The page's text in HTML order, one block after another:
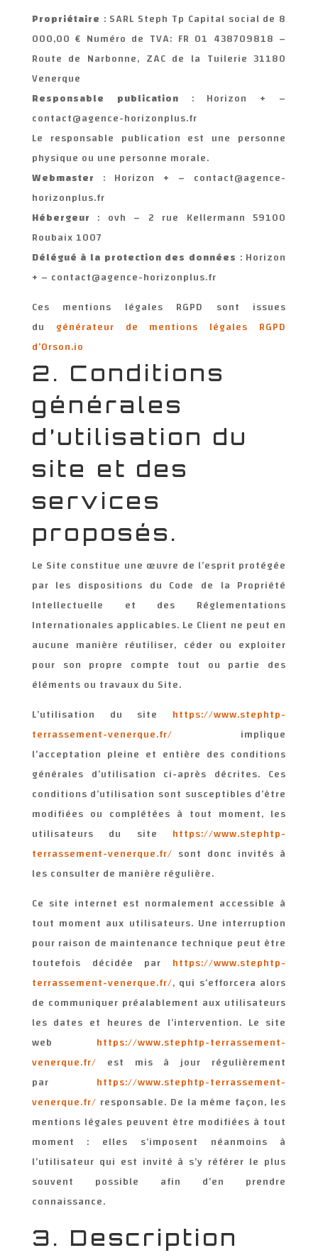
Propriétaire : SARL Steph Tp Capital social de 8
000,00 € Numéro de TVA: FR 01 438709818 –
Route de Narbonne, ZAC de la Tuilerie 31180
Venerque
Responsable publication
: Horizon + –
contact@agence-horizonplus.fr
Le responsable publication est une personne
physique ou une personne morale.
Webmaster : Horizon + – contact@agence-
horizonplus.fr
Hébergeur : ovh – 2 rue Kellermann 59100
Roubaix 1007
Délégué à la protection des données : Horizon
+ – contact@agence-horizonplus.fr
Ces mentions légales RGPD sont issues
du
générateur de mentions légales RGPD
d’Orson.io
2. Conditions
générales
d’utilisation du
site et des
services
proposés.
Le Site constitue une œuvre de l’esprit protégée
par les dispositions du Code de la Propriété
Intellectuelle et des Réglementations
Internationales applicables. Le Client ne peut en
aucune manière réutiliser, céder ou exploiter
pour son propre compte tout ou partie des
éléments ou travaux du Site.
L’utilisation du site https://www.stephtp-
terrassement-venerque.fr/ implique
l’acceptation pleine et entière des conditions
générales d’utilisation ci-après décrites. Ces
conditions d’utilisation sont susceptibles d’être
modifiées ou complétées à tout moment, les
utilisateurs du site https://www.stephtp-
terrassement-venerque.fr/ sont donc invités à
les consulter de manière régulière.
Ce site internet est normalement accessible à
tout moment aux utilisateurs. Une interruption
pour raison de maintenance technique peut être
toutefois décidée par
https://www.stephtp-
terrassement-venerque.fr/, qui s’efforcera alors
de communiquer préalablement aux utilisateurs
les dates et heures de l’intervention. Le site
web https://www.stephtp-terrassement-
venerque.fr/ est mis à jour régulièrement
par
https://www.stephtp-terrassement-
venerque.fr/ responsable. De la même façon, les
mentions légales peuvent être modifiées à tout
moment : elles s’imposent néanmoins à
l’utilisateur qui est invité à s’y référer le plus
souvent possible afin d’en prendre
connaissance.
3. Description